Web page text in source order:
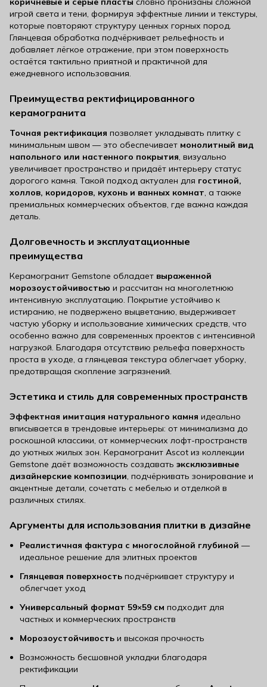
игрой света и тени, формируя эффектные линии и текстуры,
которые повторяют структуру ценных горных пород.
Глянцевая обработка подчёркивает рельефность и
добавляет лёгкое отражение, при этом поверхность
остаётся тактильно приятной и практичной для
ежедневного использования.
Преимущества ректифицированного
керамогранита
Точная ректификация позволяет укладывать плитку с
минимальным швом — это обеспечивает монолитный вид
напольного или настенного покрытия , визуально
увеличивает пространство и придаёт интерьеру статус
дорогого камня. Такой подход актуален для гостиной,
холлов, коридоров, кухонь и ванных комнат , а также
премиальных коммерческих объектов, где важна каждая
деталь.
Долговечность и эксплуатационные
преимущества
Керамогранит Gemstone обладает выраженной
морозоустойчивостью и рассчитан на многолетнюю
интенсивную эксплуатацию. Покрытие устойчиво к
истиранию, не подвержено выцветанию, выдерживает
частую уборку и использование химических средств, что
особенно важно для современных проектов с интенсивной
нагрузкой. Благодаря отсутствию рельефа поверхность
проста в уходе, а глянцевая текстура облегчает уборку,
предотвращая скопление загрязнений.
Эстетика и стиль для современных пространств
Эффектная имитация натурального камня идеально
вписывается в трендовые интерьеры: от минимализма до
роскошной классики, от коммерческих лофт-пространств
до уютных жилых зон. Керамогранит Ascot из коллекции
Gemstone даёт возможность создавать эксклюзивные
дизайнерские композиции , подчёркивать зонирование и
акцентные детали, сочетать с мебелью и отделкой в
различных стилях.
Аргументы для использования плитки в дизайне
Реалистичная фактура с многослойной глубиной —
идеальное решение для элитных проектов
Глянцевая поверхность подчёркивает структуру и
облегчает уход
Универсальный формат 59×59 см подходит для
частных и коммерческих пространств
Морозоустойчивость и высокая прочность
Возможность бесшовной укладки благодаря
ректификации